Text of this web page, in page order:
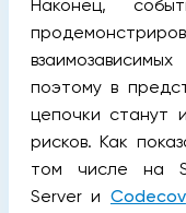
Наконец,
поэтому в
цепочки станут
рисков. Как
том числе на
Server и Codecov